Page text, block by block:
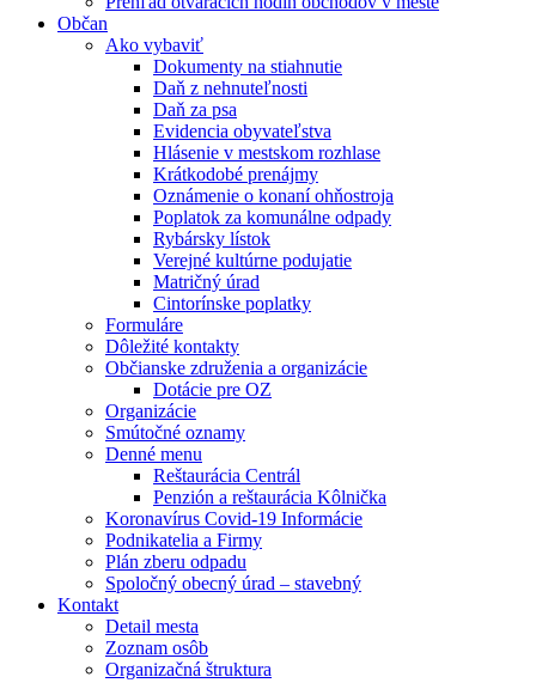
Občan
Ako vybaviť
Dokumenty na stiahnutie
Daň z nehnuteľnosti
Daň za psa
Evidencia obyvateľstva
Hlásenie v mestskom rozhlase
Krátkodobé prenájmy
Oznámenie o konaní ohňostroja
Poplatok za komunálne odpady
Rybársky lístok
Verejné kultúrne podujatie
Matričný úrad
Cintorínske poplatky
Formuláre
Dôležité kontakty
Občianske združenia a organizácie
Dotácie pre OZ
Organizácie
Smútočné oznamy
Denné menu
Reštaurácia Centrál
Penzión a reštaurácia Kôlnička
Koronavírus Covid-19 Informácie
Podnikatelia a Firmy
Plán zberu odpadu
Spoločný obecný úrad – stavebný
Kontakt
Detail mesta
Zoznam osôb
Organizačná štruktura